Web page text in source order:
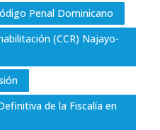
Penal Dominicano
(CCR) Najayo-
de la Fiscalía en